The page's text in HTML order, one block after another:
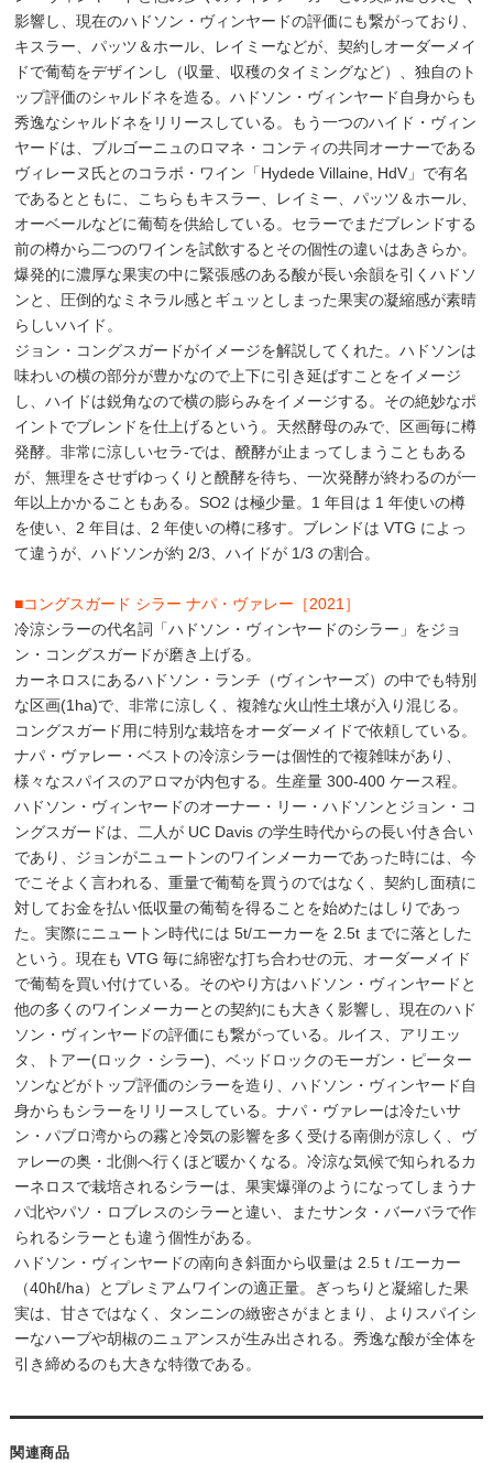
影響し、現在のハドソン・ヴィンヤードの評価にも繋がっており、
キスラー、パッツ＆ホール、レイミーなどが、契約しオーダーメイ
ドで葡萄をデザインし（収量、収穫のタイミングなど）、独自のト
ップ評価のシャルドネを造る。ハドソン・ヴィンヤード自身からも
秀逸なシャルドネをリリースしている。もう一つのハイド・ヴィン
ヤードは、ブルゴーニュのロマネ・コンティの共同オーナーである
ヴィレーヌ氏とのコラボ・ワイン「Hydede Villaine, HdV」で有名
であるとともに、こちらもキスラー、レイミー、パッツ＆ホール、
オーベールなどに葡萄を供給している。セラーでまだブレンドする
前の樽から二つのワインを試飲するとその個性の違いはあきらか。
爆発的に濃厚な果実の中に緊張感のある酸が長い余韻を引くハドソ
ンと、圧倒的なミネラル感とギュッとしまった果実の凝縮感が素晴
らしいハイド。
ジョン・コングスガードがイメージを解説してくれた。ハドソンは
味わいの横の部分が豊かなので上下に引き延ばすことをイメージ
し、ハイドは鋭角なので横の膨らみをイメージする。その絶妙なポ
イントでブレンドを仕上げるという。天然酵母のみで、区画毎に樽
発酵。非常に涼しいセラ-では、醗酵が止まってしまうこともある
が、無理をさせずゆっくりと醗酵を待ち、一次発酵が終わるのが一
年以上かかることもある。SO2 は極少量。1 年目は 1 年使いの樽
を使い、2 年目は、2 年使いの樽に移す。ブレンドは VTG によっ
て違うが、ハドソンが約 2/3、ハイドが 1/3 の割合。
■コングスガード シラー ナパ・ヴァレー［2021］
冷涼シラーの代名詞「ハドソン・ヴィンヤードのシラー」をジョ
ン・コングスガードが磨き上げる。
カーネロスにあるハドソン・ランチ（ヴィンヤーズ）の中でも特別
な区画(1ha)で、非常に涼しく、複雑な火山性土壌が入り混じる。
コングスガード用に特別な栽培をオーダーメイドで依頼している。
ナパ・ヴァレー・ベストの冷涼シラーは個性的で複雑味があり、
様々なスパイスのアロマが内包する。生産量 300-400 ケース程。
ハドソン・ヴィンヤードのオーナー・リー・ハドソンとジョン・コ
ングスガードは、二人が UC Davis の学生時代からの長い付き合い
であり、ジョンがニュートンのワインメーカーであった時には、今
でこそよく言われる、重量で葡萄を買うのではなく、契約し面積に
対してお金を払い低収量の葡萄を得ることを始めたはしりであっ
た。実際にニュートン時代には 5t/エーカーを 2.5t までに落とした
という。現在も VTG 毎に綿密な打ち合わせの元、オーダーメイド
で葡萄を買い付けている。そのやり方はハドソン・ヴィンヤードと
他の多くのワインメーカーとの契約にも大きく影響し、現在のハド
ソン・ヴィンヤードの評価にも繋がっている。ルイス、アリエッ
タ、トアー(ロック・シラー)、ベッドロックのモーガン・ピーター
ソンなどがトップ評価のシラーを造り、ハドソン・ヴィンヤード自
身からもシラーをリリースしている。ナパ・ヴァレーは冷たいサ
ン・パブロ湾からの霧と冷気の影響を多く受ける南側が涼しく、ヴ
ァレーの奥・北側へ行くほど暖かくなる。冷涼な気候で知られるカ
ーネロスで栽培されるシラーは、果実爆弾のようになってしまうナ
パ北やパソ・ロブレスのシラーと違い、またサンタ・バーバラで作
られるシラーとも違う個性がある。
ハドソン・ヴィンヤードの南向き斜面から収量は 2.5ｔ/エーカー
（40hℓ/ha）とプレミアムワインの適正量。ぎっちりと凝縮した果
実は、甘さではなく、タンニンの緻密さがまとまり、よりスパイシ
ーなハーブや胡椒のニュアンスが生み出される。秀逸な酸が全体を
引き締めるのも大きな特徴である。
関連商品